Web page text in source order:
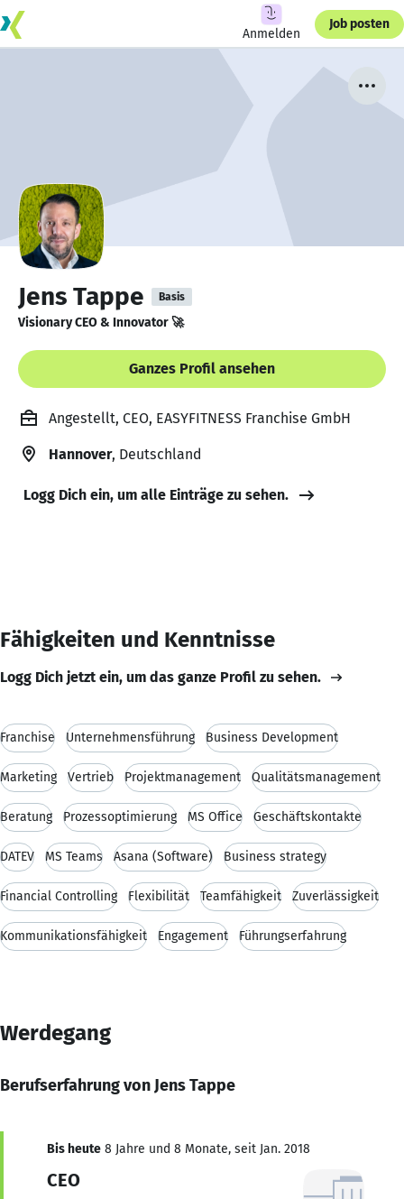
Anmelden
Job posten
Jens Tappe Basis
Visionary CEO & Innovator 🚀
Ganzes Profil ansehen
Angestellt, CEO, EASYFITNESS Franchise GmbH
Hannover, Deutschland
Logg Dich ein, um alle Einträge zu sehen.
Fähigkeiten und Kenntnisse
Logg Dich jetzt ein, um das ganze Profil zu sehen.
Franchise Unternehmensführung Business Development
Marketing Vertrieb Projektmanagement Qualitätsmanagement
Beratung Prozessoptimierung MS Office Geschäftskontakte
DATEV MS Teams Asana (Software) Business strategy
Financial Controlling Flexibilität Teamfähigkeit Zuverlässigkeit
Kommunikationsfähigkeit Engagement Führungserfahrung
Werdegang
Berufserfahrung von Jens Tappe
Bis heute 8 Jahre und 8 Monate, seit Jan. 2018
CEO